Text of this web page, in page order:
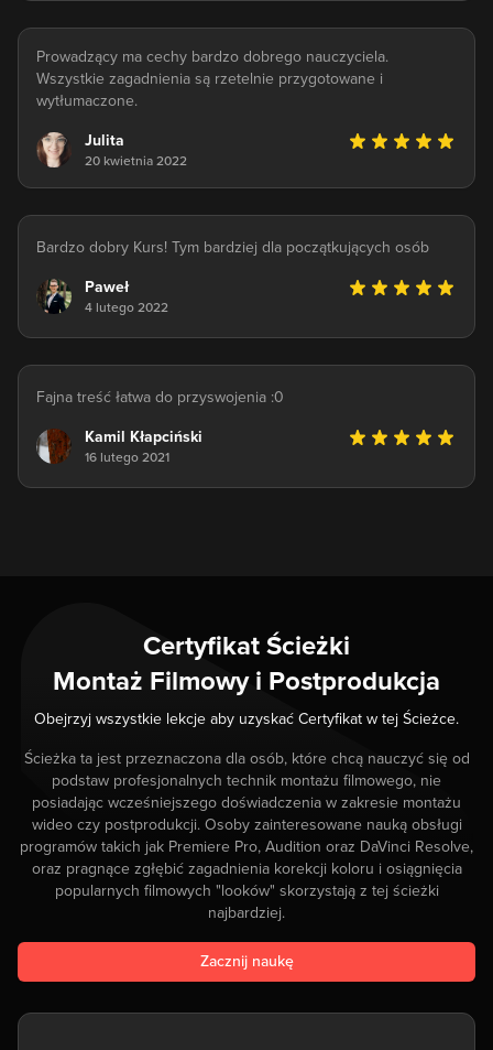
Prowadzący ma cechy bardzo dobrego nauczyciela.
Wszystkie zagadnienia są rzetelnie przygotowane i
wytłumaczone.
Julita
20 kwietnia 2022
Bardzo dobry Kurs! Tym bardziej dla początkujących osób
Paweł
4 lutego 2022
Fajna treść łatwa do przyswojenia :0
Kamil Kłapciński
16 lutego 2021
Certyfikat Ścieżki
Montaż Filmowy i Postprodukcja
Obejrzyj wszystkie lekcje aby uzyskać Certyfikat w tej Ścieżce.
Ścieżka ta jest przeznaczona dla osób, które chcą nauczyć się od
podstaw profesjonalnych technik montażu filmowego, nie
posiadając wcześniejszego doświadczenia w zakresie montażu
wideo czy postprodukcji. Osoby zainteresowane nauką obsługi
programów takich jak Premiere Pro, Audition oraz DaVinci Resolve,
oraz pragnące zgłębić zagadnienia korekcji koloru i osiągnięcia
popularnych filmowych "looków" skorzystają z tej ścieżki
najbardziej.
Zacznij naukę